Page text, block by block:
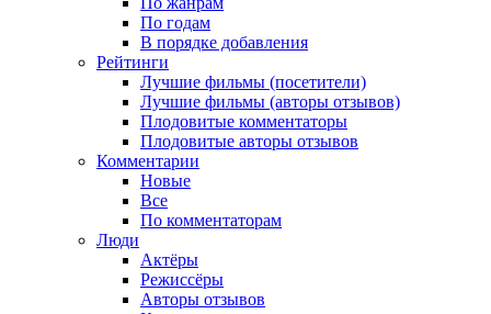
По годам
В порядке добавления
Рейтинги
Лучшие фильмы (посетители)
Лучшие фильмы (авторы отзывов)
Плодовитые комментаторы
Плодовитые авторы отзывов
Комментарии
Новые
Все
По комментаторам
Люди
Актёры
Режиссёры
Авторы отзывов